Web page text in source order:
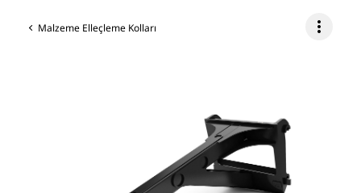
Malzeme Elleçleme Kolları more_vert